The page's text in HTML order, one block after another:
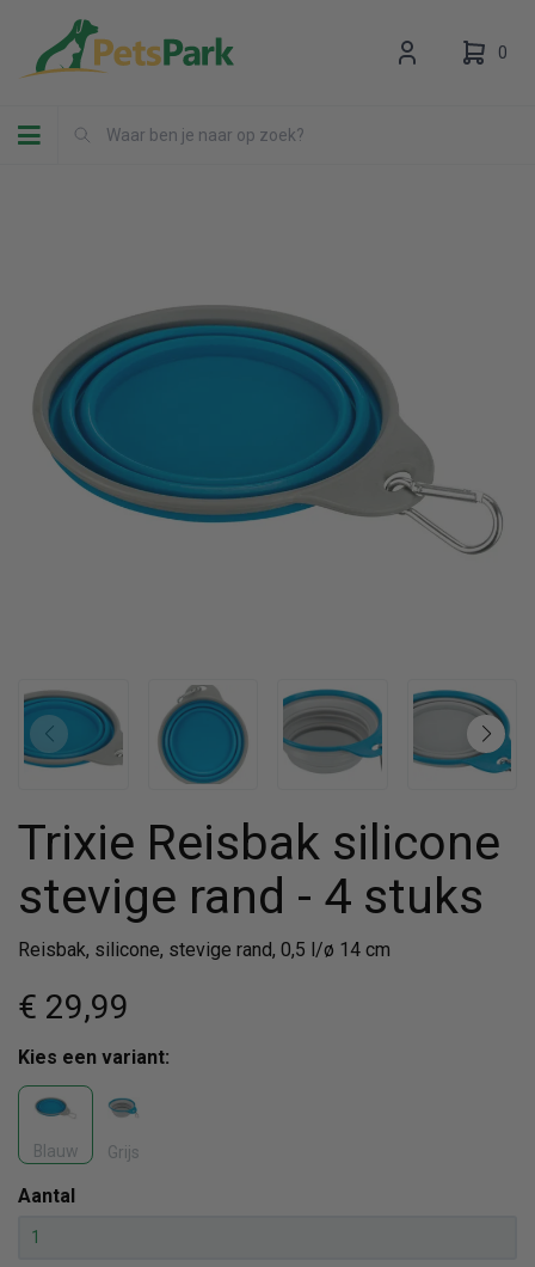
Toggle navigation
0
Vul hem met producten.
Trixie Reisbak silicone
stevige rand - 4 stuks
Reisbak, silicone, stevige rand, 0,5 l/ø 14 cm
€ 29,99
Kies een variant:
Blauw Grijs
Aantal